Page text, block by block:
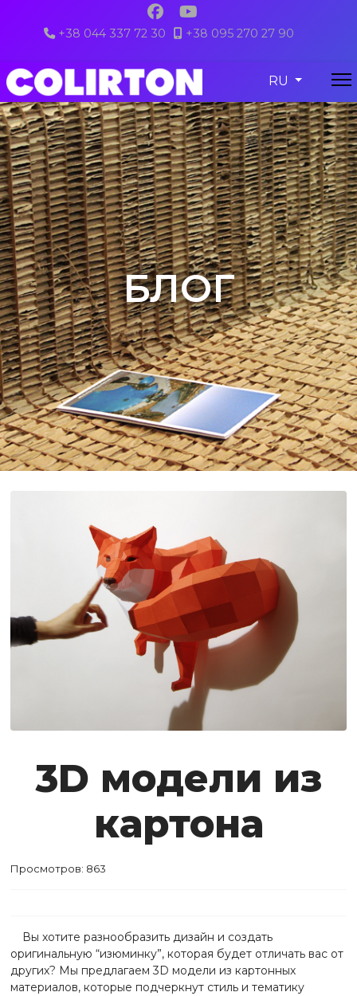
+38 044 337 72 30
+38 095 270 27 90
Выберите язык
RU
БЛОГ
3D модели из
картона
Просмотров: 863
Вы хотите разнообразить дизайн и создать
оригинальную “изюминку”, которая будет отличать вас от
других? Мы предлагаем 3D модели из картонных
материалов, которые подчеркнут стиль и тематику